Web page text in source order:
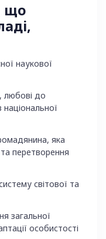
що
наукової
любові до
яка
перетворення
світової та
загальної
особистості